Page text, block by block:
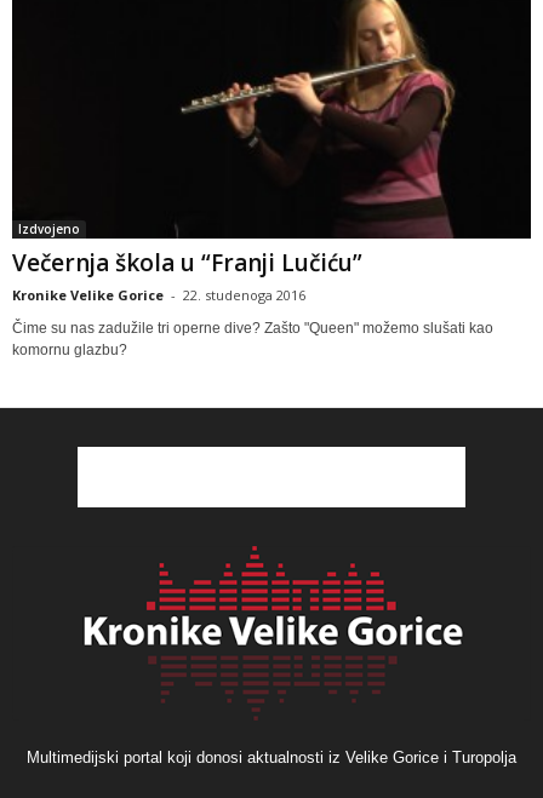
Izdvojeno
Večernja škola u “Franji Lučiću”
Kronike Velike Gorice - 22. studenoga 2016
Čime su nas zadužile tri operne dive? Zašto "Queen" možemo slušati kao
komornu glazbu?
Multimedijski portal koji donosi aktualnosti iz Velike Gorice i Turopolja